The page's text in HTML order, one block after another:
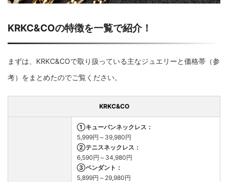
KRKC&COの特徴を一覧で紹介！
まずは、KRKC&COで取り扱っている主なジュエリーと価格帯（参
考）をまとめたのでご覧ください。
KRKC&CO
①キューバンネックレス：
5,999円～39,980円
②テニスネックレス：
6,590円～34,980円
③ペンダント：
5,899円～29,980円